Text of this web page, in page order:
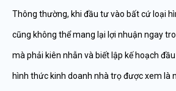
Thông thường, khi đầu tư vào bất cứ loại
cũng không thể mang lại lợi nhuận ngay
mà phải kiên nhẫn và biết lập kế hoạch
hình thức kinh doanh nhà trọ được xem là